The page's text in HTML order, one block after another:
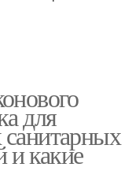
для
и какие